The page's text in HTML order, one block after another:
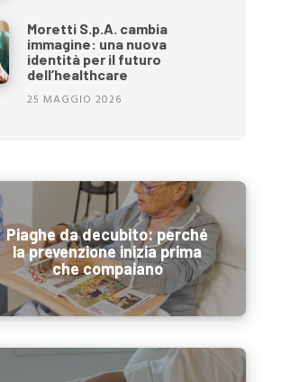
Moretti S.p.A. cambia
immagine: una nuova
identità per il futuro
dell’healthcare
25 MAGGIO 2026
Piaghe da decubito: perché
la prevenzione inizia prima
che compaiano